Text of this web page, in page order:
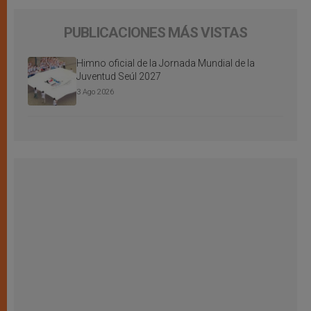
PUBLICACIONES MÁS VISTAS
Himno oficial de la Jornada Mundial de la
Juventud Seúl 2027
3 Ago 2026